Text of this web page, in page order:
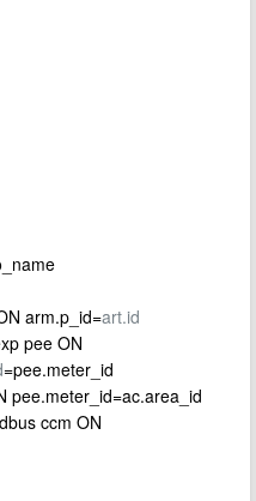
arm.p_id=art.id
pee ON
=pee.meter_id
pee.meter_id=ac.area_id
ccm ON